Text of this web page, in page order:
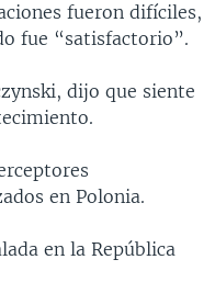
fueron difíciles,
fue “satisfactorio”.
dijo que siente
en Polonia.
en la República